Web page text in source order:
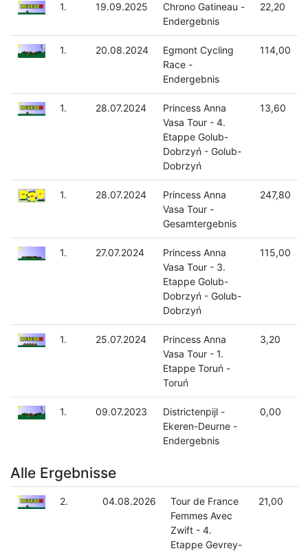
1. 19.09.2025
Chrono Gatineau -
Endergebnis
22,20
1. 20.08.2024
Egmont Cycling
Race -
Endergebnis
114,00
1. 28.07.2024
Princess Anna
Vasa Tour - 4.
Etappe Golub-
Dobrzyń - Golub-
Dobrzyń
13,60
1. 28.07.2024
Princess Anna
Vasa Tour -
Gesamtergebnis
247,80
1. 27.07.2024
Princess Anna
Vasa Tour - 3.
Etappe Golub-
Dobrzyń - Golub-
Dobrzyń
115,00
1. 25.07.2024
Princess Anna
Vasa Tour - 1.
Etappe Toruń -
Toruń
3,20
1. 09.07.2023
Districtenpijl -
Ekeren-Deurne -
Endergebnis
0,00
Alle Ergebnisse
2. 04.08.2026
Tour de France
Femmes Avec
Zwift - 4.
Etappe Gevrey-
21,00